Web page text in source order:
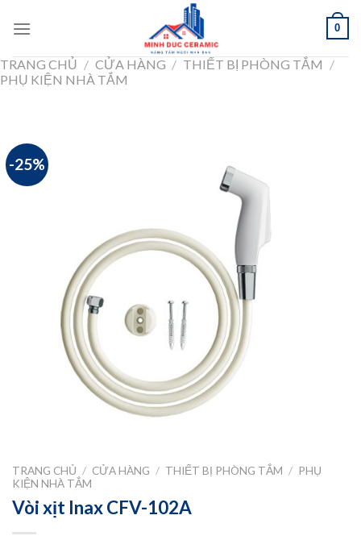
0
TRANG CHỦ / CỬA HÀNG / THIẾT BỊ PHÒNG TẮM /
PHỤ KIỆN NHÀ TẮM
-25%
TRANG CHỦ / CỬA HÀNG / THIẾT BỊ PHÒNG TẮM / PHỤ
KIỆN NHÀ TẮM
Vòi xịt Inax CFV-102A